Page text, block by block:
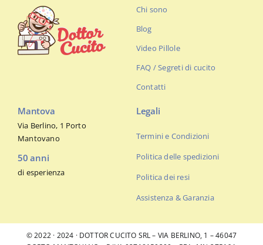
Chi sono
Blog
Video Pillole
FAQ / Segreti di cucito
Contatti
Mantova
Via Berlino, 1 Porto
Mantovano
50 anni
di esperienza
Legali
Termini e Condizioni
Politica delle spedizioni
Politica dei resi
Assistenza & Garanzia
© 2022 · 2024 · DOTTOR CUCITO SRL – VIA BERLINO, 1 – 46047